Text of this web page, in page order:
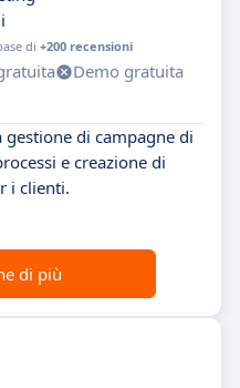
di +200 recensioni
Demo gratuita
di campagne di
e creazione di
i clienti.
di più